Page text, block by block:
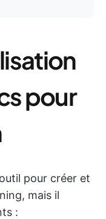
pour
pour créer et
mais il
: